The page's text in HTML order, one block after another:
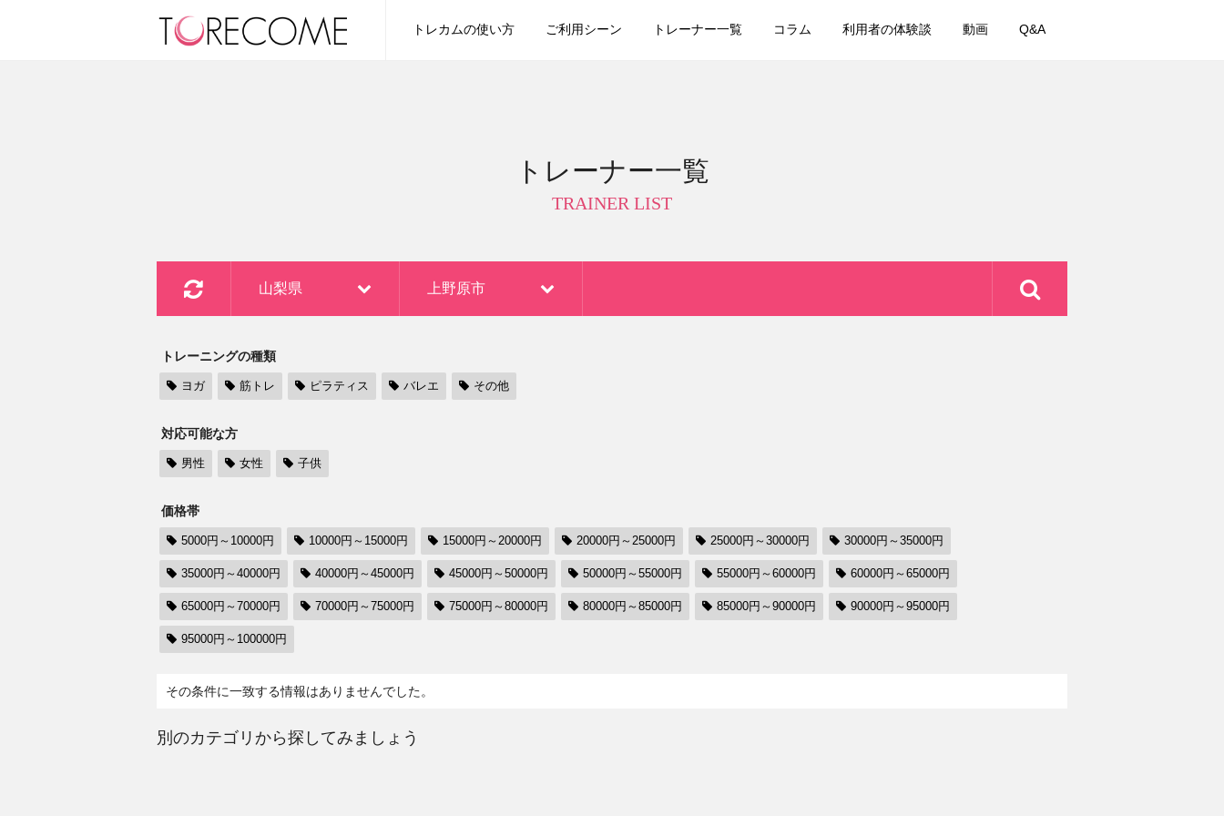
トレカムの使い方 ご利用シーン トレーナー一覧 コラム 利用者の体験談 動画 Q&A
トレーナー一覧
TRAINER LIST
山梨県 上野原市
トレーニングの種類
ヨガ 筋トレ ピラティス バレエ その他
対応可能な方
男性 女性 子供
価格帯
5000円～10000円 10000円～15000円 15000円～20000円 20000円～25000円 25000円～30000円 30000円～35000円
35000円～40000円 40000円～45000円 45000円～50000円 50000円～55000円 55000円～60000円 60000円～65000円
65000円～70000円 70000円～75000円 75000円～80000円 80000円～85000円 85000円～90000円 90000円～95000円
95000円～100000円
その条件に一致する情報はありませんでした。
別のカテゴリから探してみましょう